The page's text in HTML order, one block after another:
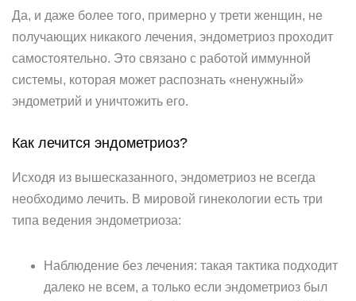
Да, и даже более того, примерно у трети женщин, не
получающих никакого лечения, эндометриоз проходит
самостоятельно. Это связано с работой иммунной
системы, которая может распознать «ненужный»
эндометрий и уничтожить его.
Как лечится эндометриоз?
Исходя из вышесказанного, эндометриоз не всегда
необходимо лечить. В мировой гинекологии есть три
типа ведения эндометриоза:
Наблюдение без лечения: такая тактика подходит
далеко не всем, а только если эндометриоз был